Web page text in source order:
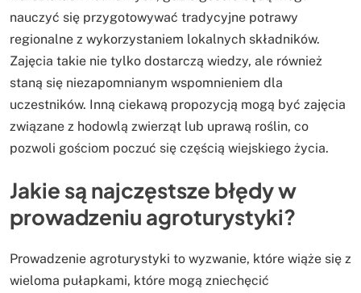
nauczyć się przygotowywać tradycyjne potrawy
regionalne z wykorzystaniem lokalnych składników.
Zajęcia takie nie tylko dostarczą wiedzy, ale również
staną się niezapomnianym wspomnieniem dla
uczestników. Inną ciekawą propozycją mogą być zajęcia
związane z hodowlą zwierząt lub uprawą roślin, co
pozwoli gościom poczuć się częścią wiejskiego życia.
Jakie są najczęstsze błędy w
prowadzeniu agroturystyki?
Prowadzenie agroturystyki to wyzwanie, które wiąże się z
wieloma pułapkami, które mogą zniechęcić